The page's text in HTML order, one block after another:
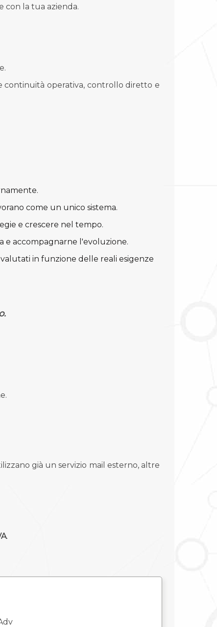
con la tua azienda.
operativa, controllo diretto e
come un unico sistema.
e crescere nel tempo.
accompagnarne l'evoluzione.
in funzione delle reali esigenze
già un servizio mail esterno, altre
.